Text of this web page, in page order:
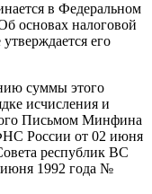
в Федеральном
основах налоговой
его
суммы этого
исчисления и
Письмом Минфина
России от 02 июня
республик ВС
1992 года №